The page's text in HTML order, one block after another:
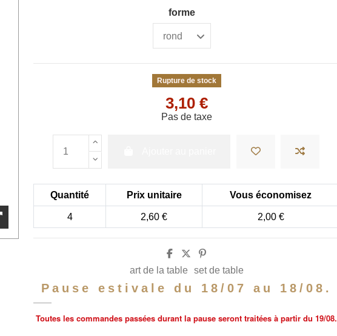
forme
Rupture de stock
3,10 €
Pas de taxe
Quantité Prix unitaire Vous économisez
4 2,60 € 2,00 €
art de la table set de table
Pause estivale du 18/07 au 18/08.
Toutes les commandes passées durant la pause seront traitées à partir du 19/08.